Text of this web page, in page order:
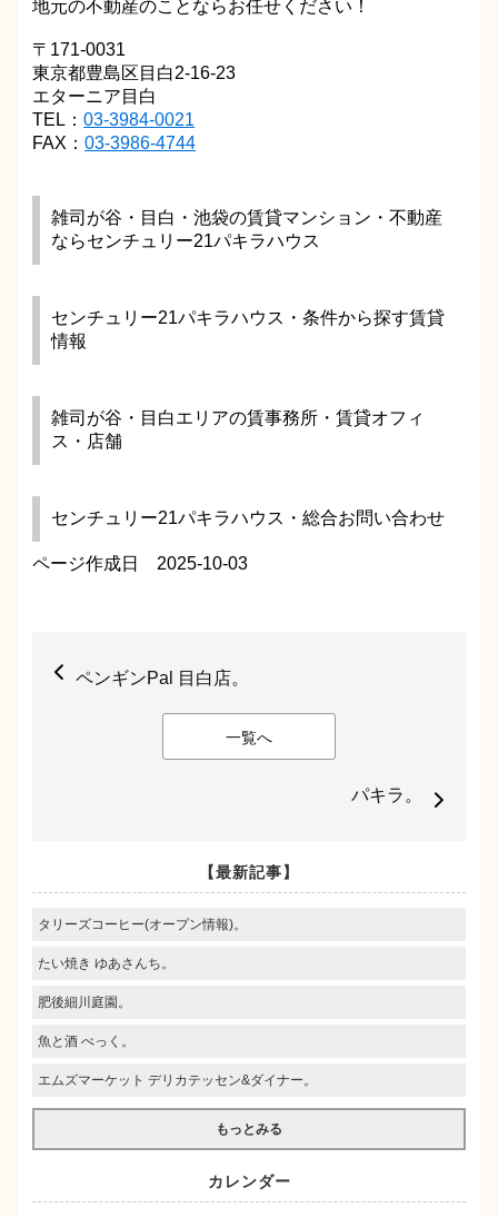
地元の不動産のことならお任せください！
〒171-0031
東京都豊島区目白2-16-23
エターニア目白
TEL：03-3984-0021
FAX：03-3986-4744
雑司が谷・目白・池袋の賃貸マンション・不動産
ならセンチュリー21パキラハウス
センチュリー21パキラハウス・条件から探す賃貸
情報
雑司が谷・目白エリアの賃事務所・賃貸オフィ
ス・店舗
センチュリー21パキラハウス・総合お問い合わせ
ページ作成日 2025-10-03
ペンギンPal 目白店。
一覧へ
パキラ。
【最新記事】
タリーズコーヒー(オープン情報)。
たい焼き ゆあさんち。
肥後細川庭園。
魚と酒 べっく。
エムズマーケット デリカテッセン&ダイナー。
もっとみる
カレンダー